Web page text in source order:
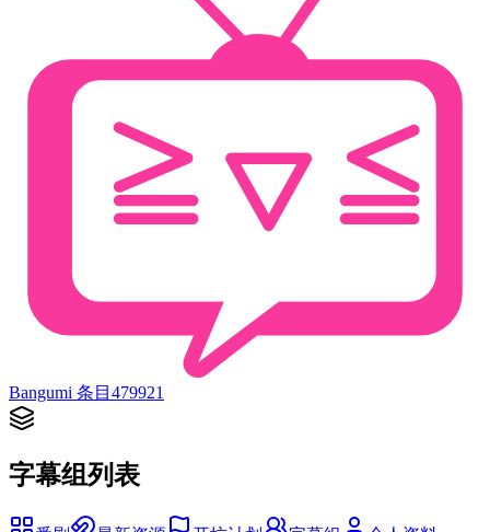
Bangumi 条目 479921
字幕组列表